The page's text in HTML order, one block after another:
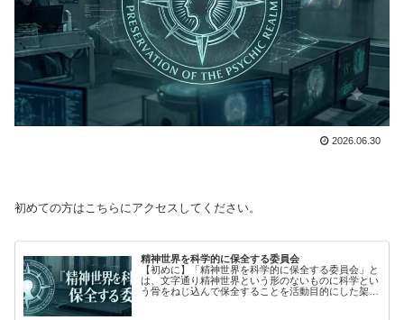
2026.06.30
初めての方はこちらにアクセスしてください。
精神世界を科学的に保全する委員会
【初めに】「精神世界を科学的に保全する委員会」と
は、文字通り精神世界という形のないものに科学とい
う骨をねじ込んで保全することを活動目的にした架空